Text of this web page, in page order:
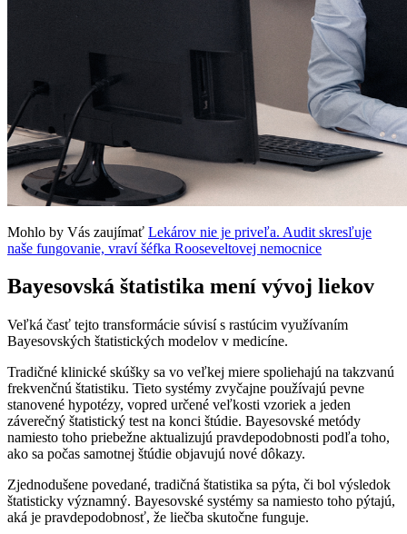
Mohlo by Vás zaujímať Lekárov nie je priveľa. Audit skresľuje
naše fungovanie, vraví šéfka Rooseveltovej nemocnice
Bayesovská štatistika mení vývoj liekov
Veľká časť tejto transformácie súvisí s rastúcim využívaním
Bayesovských štatistických modelov v medicíne.
Tradičné klinické skúšky sa vo veľkej miere spoliehajú na takzvanú
frekvenčnú štatistiku. Tieto systémy zvyčajne používajú pevne
stanovené hypotézy, vopred určené veľkosti vzoriek a jeden
záverečný štatistický test na konci štúdie. Bayesovské metódy
namiesto toho priebežne aktualizujú pravdepodobnosti podľa toho,
ako sa počas samotnej štúdie objavujú nové dôkazy.
Zjednodušene povedané, tradičná štatistika sa pýta, či bol výsledok
štatisticky významný. Bayesovské systémy sa namiesto toho pýtajú,
aká je pravdepodobnosť, že liečba skutočne funguje.